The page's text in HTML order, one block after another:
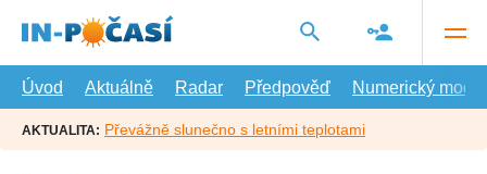
hlavní
Úvod
Aktuálně Radar Předpověď Numerický model
AKTUALITA: Převážně slunečno s letními teplotami